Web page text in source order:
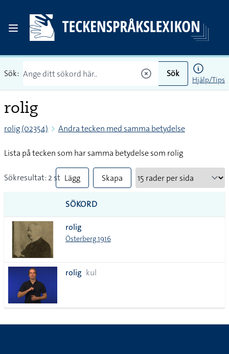
Sök: Sök
Hjälp/Tips
rolig
rolig (02354) Andra tecken med samma betydelse
Lista på tecken som har samma betydelse som rolig
Sökresultat: 2 st Lägg
till
alla i
lista
Skapa
SÖKORD
rolig
Österberg 1916
rolig kul